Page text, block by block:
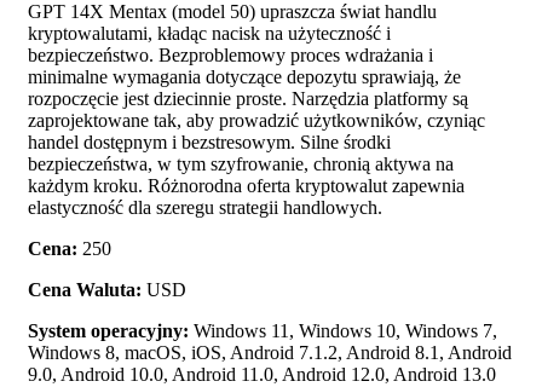
GPT 14X Mentax (model 50) upraszcza świat handlu
kryptowalutami, kładąc nacisk na użyteczność i
bezpieczeństwo. Bezproblemowy proces wdrażania i
minimalne wymagania dotyczące depozytu sprawiają, że
rozpoczęcie jest dziecinnie proste. Narzędzia platformy są
zaprojektowane tak, aby prowadzić użytkowników, czyniąc
handel dostępnym i bezstresowym. Silne środki
bezpieczeństwa, w tym szyfrowanie, chronią aktywa na
każdym kroku. Różnorodna oferta kryptowalut zapewnia
elastyczność dla szeregu strategii handlowych.
Cena: 250
Cena Waluta: USD
System operacyjny: Windows 11, Windows 10, Windows 7,
Windows 8, macOS, iOS, Android 7.1.2, Android 8.1, Android
9.0, Android 10.0, Android 11.0, Android 12.0, Android 13.0